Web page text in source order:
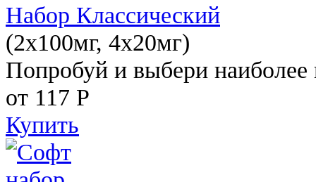
Набор Классический
(2x100мг, 4x20мг)
Попробуй и выбери наиболее
от 117 Р
Купить